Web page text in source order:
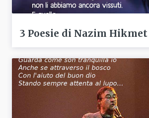
3 Poesie di Nazim Hikmet